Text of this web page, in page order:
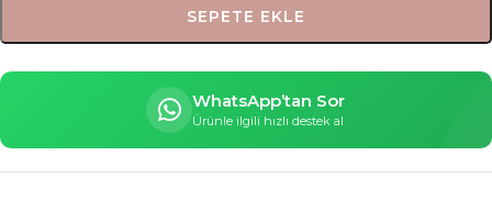
SEPETE EKLE
WhatsApp’tan Sor
Ürünle ilgili hızlı destek al